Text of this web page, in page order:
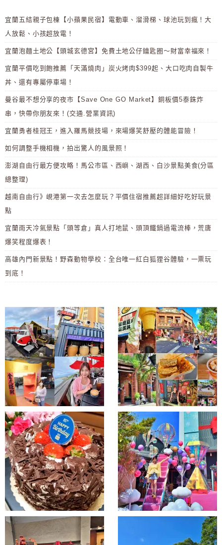
宜蘭五結親子包棟【小蘋果民宿】電動車、溜滑梯、球池玩到瘋！大
人放鬆、小孩超放電！
宜蘭泡麵土地公【頭城玄德宮】免費土地公仔鑰匙圈～財富幸福來！
宜蘭平價吃到飽推薦「天滿燒肉」炭火烤肉$399起、大口吃肉自製牛
丼、還有專屬停車場！
曼谷最不想分享的夜市【Save One GO Market】銅板價5泰銖炸
串，快帶你朋友來！(交通.營業資訊)
宜蘭勇者桂冠王，進入羅馬競技場，來場爆笑舒壓的體能冒險！
如何調整手機相機，拍出驚人的風景照！
澎湖自由行最方便攻略！馬公市區、西嶼、湖西、白沙景點美食(分區
總整理)
越南自由行》峴港第一次去怎麼玩？平價住宿推薦超詳細好吃好玩景
點
宜蘭雨天冷氣景點「頭等倉」真人打地鼠、頭頂鐵鍋過電流棒，荒唐
爆笑程度爆表！
高雄內門新景點！野森動物學校：全台唯一紅白狐狸谷體驗，一票玩
到底！